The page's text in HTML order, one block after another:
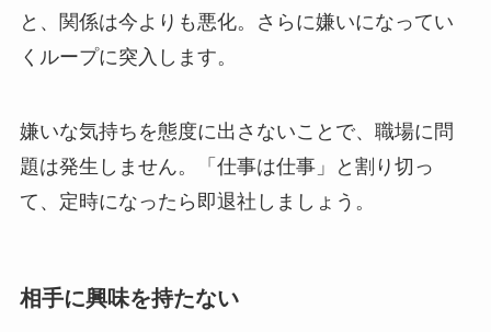
と、関係は今よりも悪化。さらに嫌いになってい
くループに突入します。
嫌いな気持ちを態度に出さないことで、職場に問
題は発生しません。「仕事は仕事」と割り切っ
て、定時になったら即退社しましょう。
相手に興味を持たない